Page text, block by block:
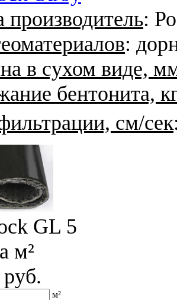
производитель:
:
в сухом виде,
бентонита,
см/сек
GL 5
м²
руб.
м²